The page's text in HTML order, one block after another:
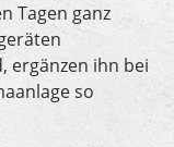
Tagen ganz
ergänzen ihn bei
so